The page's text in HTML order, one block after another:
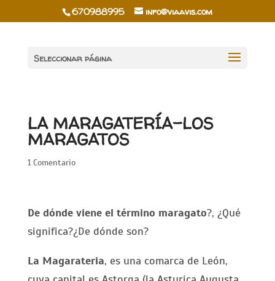
670988995 info@viaavis.com
Seleccionar página
LA MARAGATERÍA-LOS
MARAGATOS
1 Comentario
De dónde viene el término maragato?, ¿Qué
significa?¿De dónde son?
La Magarateria, es una comarca de León,